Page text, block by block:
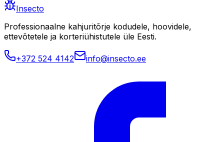
Insecto
Professionaalne kahjuritõrje kodudele, hoovidele,
ettevõtetele ja korteriühistutele üle Eesti.
+372 524 4142 info@insecto.ee